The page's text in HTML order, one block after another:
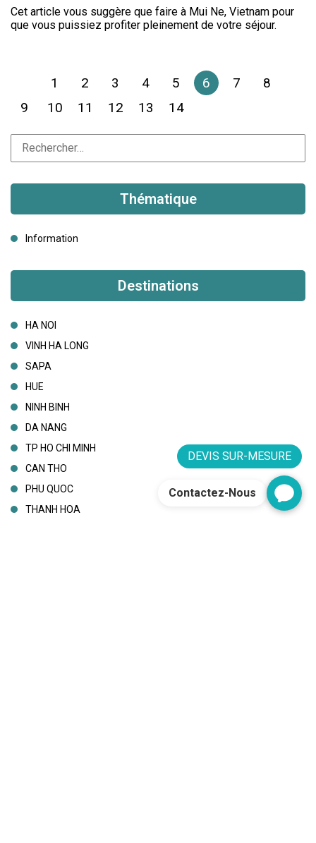
Cet article vous suggère que faire à Mui Ne, Vietnam pour
que vous puissiez profiter pleinement de votre séjour.
1 2 3 4 5 6 7
8
9
10 11 12 13 14
Thématique
Information
Destinations
HA NOI
VINH HA LONG
SAPA
HUE
NINH BINH
DA NANG
TP HO CHI MINH
CAN THO
PHU QUOC
THANH HOA
DEVIS SUR-MESURE
Contactez-Nous